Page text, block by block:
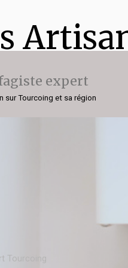
expert
sur Tourcoing et sa région
Tourcoing